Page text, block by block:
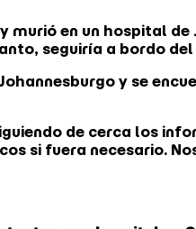
en un hospital
seguiría a bordo
y se
de cerca los
si fuera necesario.